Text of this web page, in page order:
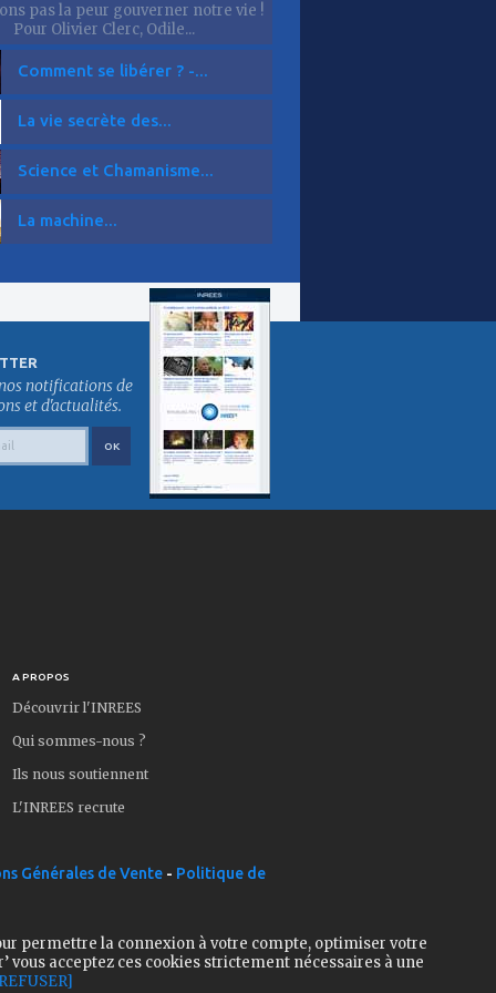
pas la peur gouverner notre vie !
Pour Olivier Clerc, Odile...
Comment se libérer ? -...
La vie secrète des...
Science et Chamanisme...
La machine...
notifications de
et d'actualités.
A PROPOS
Découvrir l'INREES
Qui sommes-nous ?
Ils nous soutiennent
L'INREES recrute
Générales de Vente - Politique de
permettre la connexion à votre compte, optimiser votre
vous acceptez ces cookies strictement nécessaires à une